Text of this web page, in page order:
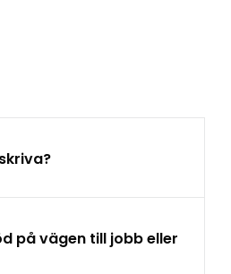
på vägen till jobb eller